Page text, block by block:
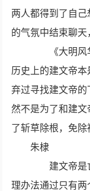
两人都得到了自
的气氛中结束聊天
《大明风华
历史上的建文帝
弃过寻找建文帝
然不是为了和建
了斩草除根，免除
朱棣
建文帝是亡
理办法通过只有两